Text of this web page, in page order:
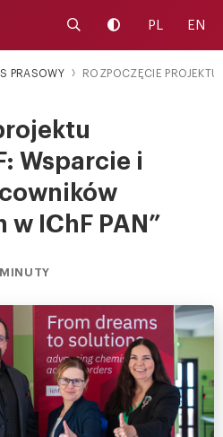
Uruchom wyszukiwarkę
Zmień kontrast
PL EN
PRASOWY ROZPOCZĘCIE
Wsparcie i
IChF PAN”